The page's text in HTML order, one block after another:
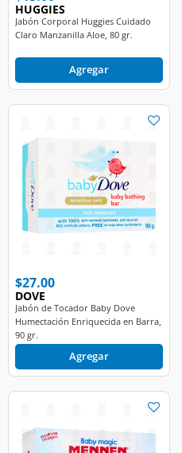
HUGGIES
Jabón Corporal Huggies Cuidado
Claro Manzanilla Aloe, 80 gr.
Agregar
$27.00
DOVE
Jabón de Tocador Baby Dove
Humectación Enriquecida en Barra,
90 gr.
Agregar